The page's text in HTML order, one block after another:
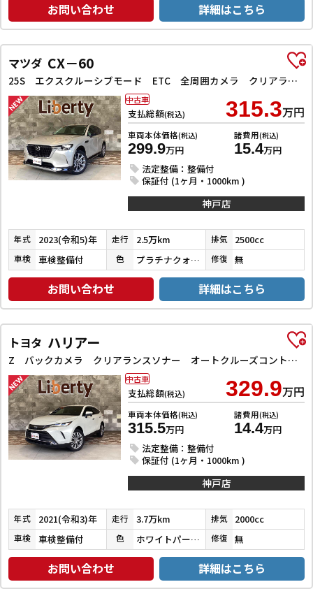
お問い合わせ 詳細はこちら
マツダ CX－60
25S エクスクルーシブモード ETC 全周囲カメラ クリアランスソナー オートクルーズコントロール レーンアシスト パワーシート 衝突被害軽減システム サンルーフ TV オートマチックハイビーム オートライト 電動リアゲート
支払総額(税込) 315.3万円
車両本体価格(税込)
299.9万円
諸費用(税込)
15.4万円
法定整備：整備付
保証付 (1ヶ月・1000km )
中古車
神戸店
年式 2023(令和5)年 走行 2.5万km 排気 2500cc
車検 車検整備付 色 プラチナクォーツメタリック 修復 無
お問い合わせ 詳細はこちら
トヨタ ハリアー
Z バックカメラ クリアランスソナー オートクルーズコントロール レーンアシスト パワーシート 衝突被害軽減システム ナビ TV オートマチックハイビーム オートライト LEDヘッドランプ 電動リアゲート
支払総額(税込) 329.9万円
車両本体価格(税込)
315.5万円
諸費用(税込)
14.4万円
法定整備：整備付
保証付 (1ヶ月・1000km )
中古車
神戸店
年式 2021(令和3)年 走行 3.7万km 排気 2000cc
車検 車検整備付 色 ホワイトパールクリスタルシャイン 修復 無
お問い合わせ 詳細はこちら